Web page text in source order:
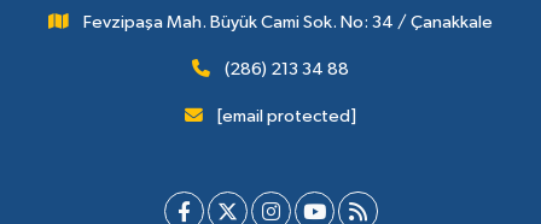
Fevzipaşa Mah. Büyük Cami Sok. No: 34 / Çanakkale
(286) 213 34 88
[email protected]